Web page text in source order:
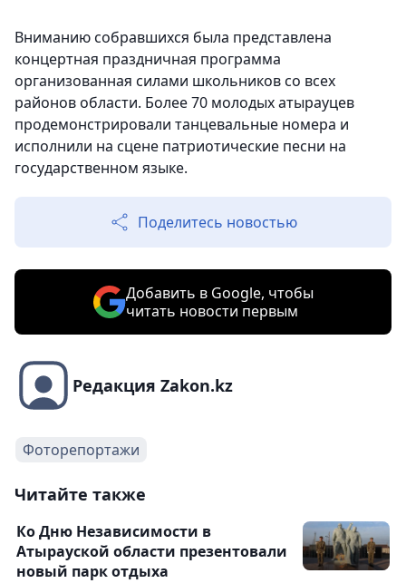
Вниманию собравшихся была представлена
концертная праздничная программа
организованная силами школьников со всех
районов области. Более 70 молодых атырауцев
продемонстрировали танцевальные номера и
исполнили на сцене патриотические песни на
государственном языке.
Поделитесь новостью
Добавить в Google, чтобы
читать новости первым
Редакция Zakon.kz
Фоторепортажи
Читайте также
Ко Дню Независимости в
Атырауской области презентовали
новый парк отдыха